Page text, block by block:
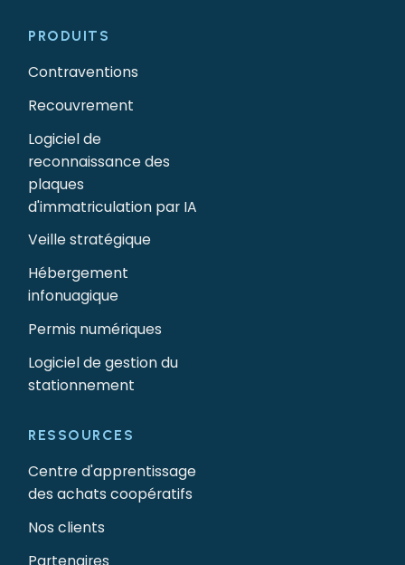
PRODUITS
Contraventions
Recouvrement
Logiciel de
reconnaissance des
plaques
d'immatriculation par IA
Veille stratégique
Hébergement
infonuagique
Permis numériques
Logiciel de gestion du
stationnement
RESSOURCES
Centre d'apprentissage
des achats coopératifs
Nos clients
Partenaires